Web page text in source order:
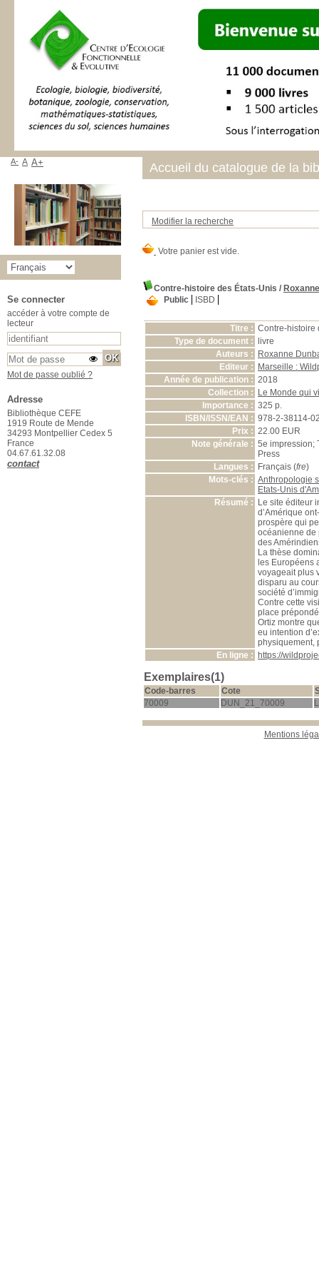
Modifier la recherche
Contre-histoire des États-Unis /
Public
ISBD
Titre : Contre-histoire
Type de document :
livre
Auteurs :
Roxanne
Editeur :
Marseille :
Année de publication : 2018
Collection :
Le Monde qui
Importance : 325 p.
ISBN/ISSN/EAN : 978-2-38114-
Prix : 22.00 EUR
Note générale : 5e impression;
Press
Langues :
Français (fre)
Mots-clés : Anthropologie
Etats-Unis
Résumé :
Le site éditeur
dʼAmérique
prospère qui
océanienne de
des
La thèse
les Européens
voyageait plus
disparu au
société
Contre cette
place
Ortiz montre
eu intention
physiquement,
En ligne :
https://
Exemplaires(1)
Code-barres Cote
70009
DUN_21_70009
Mentions
Accueil du catalogue de la
A- A A+
Se connecter
accéder à votre compte de
lecteur
Mot de passe oublié ?
Adresse
Bibliothèque CEFE
1919 Route de Mende
34293 Montpellier Cedex 5
France
04.67.61.32.08
contact